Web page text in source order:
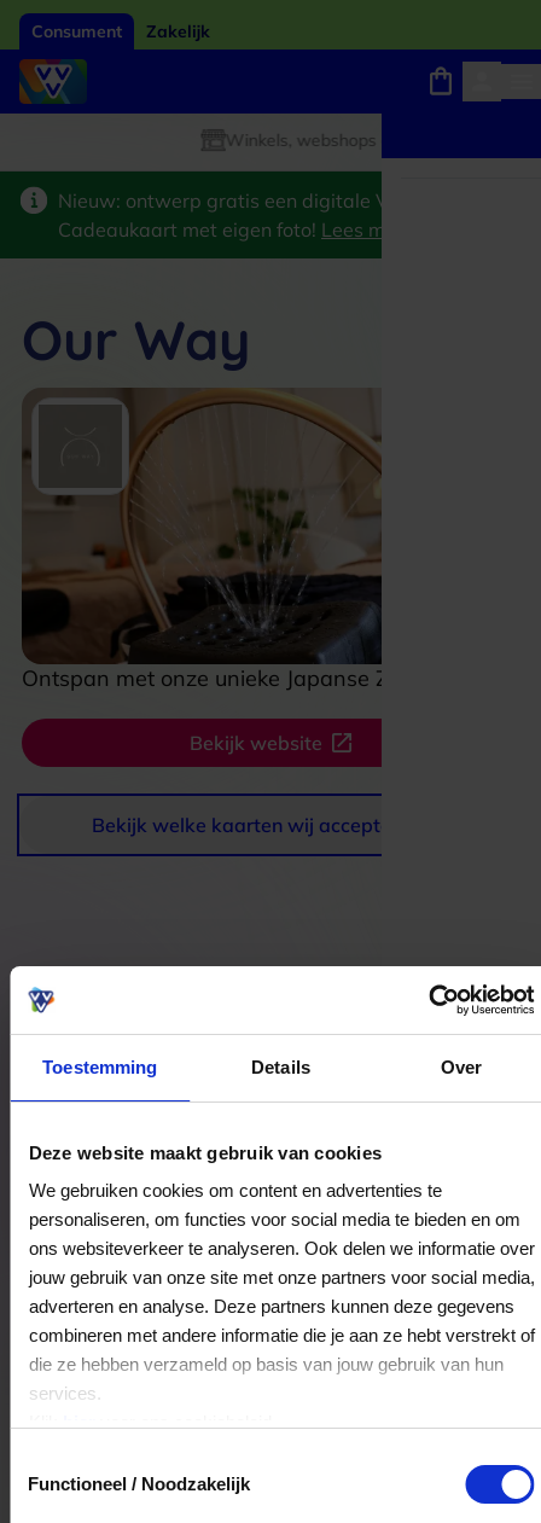
Toestemming Details Over
Deze website maakt gebruik van cookies
We gebruiken cookies om content en advertenties te
personaliseren, om functies voor social media te bieden en om
ons websiteverkeer te analyseren. Ook delen we informatie over
jouw gebruik van onze site met onze partners voor social media,
adverteren en analyse. Deze partners kunnen deze gegevens
combineren met andere informatie die je aan ze hebt verstrekt of
die ze hebben verzameld op basis van jouw gebruik van hun
services.
Functioneel / Noodzakelijk
Consument Zakelijk
Giftcard van het jaar 2026
Keuze uit 18.000 locaties
Winkels, webshops en uitjes
Nieuw: ontwerp gratis een digitale VVV
Cadeaukaart met eigen foto! Lees meer
Ontspan met onze unieke Japanse Zen-hoofdspa
Bekijk website
Our Way
Bekijk welke kaarten wij accepteren
Bestedingslocaties
Our Way Japanese head Spa
Aalsmeerweg 67-H
1059AD Amsterdam
Veelgestelde Vragen
Kan ik het saldo in delen besteden?
cadeaukaart in delen uitgeven.